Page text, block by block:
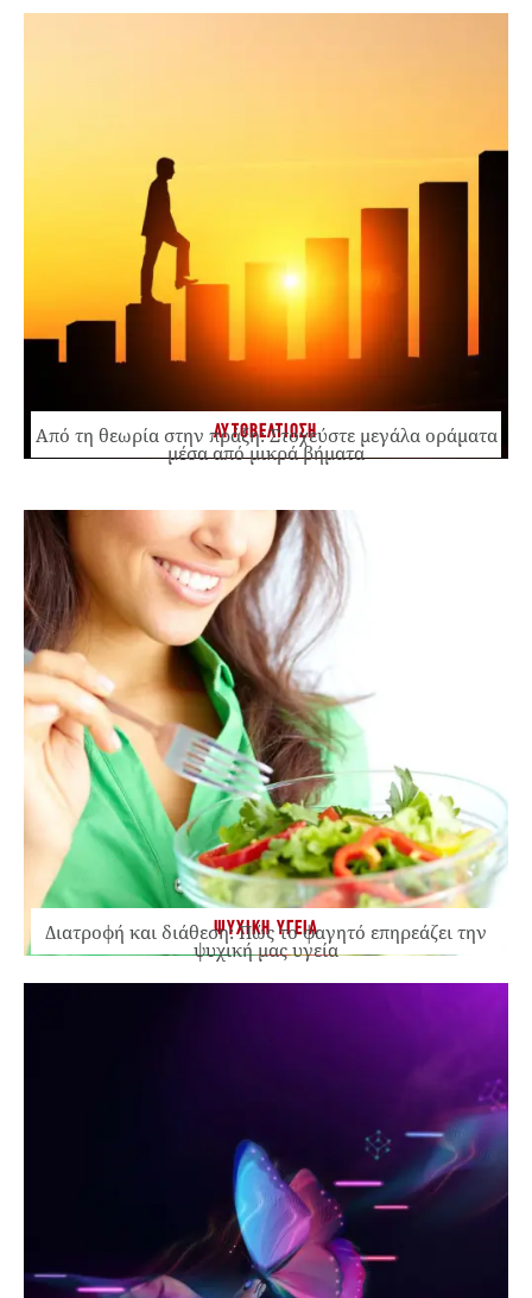
ΑΥΤΟΒΕΛΤΙΩΣΗ
Από τη θεωρία στην πράξη: Στοχεύστε μεγάλα οράματα
μέσα από μικρά βήματα
ΨΥΧΙΚΗ ΥΓΕΙΑ
Διατροφή και διάθεση: Πώς το φαγητό επηρεάζει την
ψυχική μας υγεία